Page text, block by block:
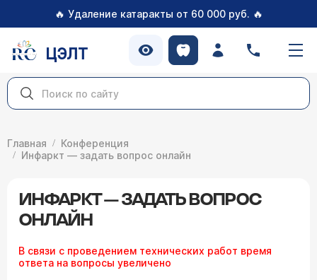
🔥 Удаление катаракты от 60 000 руб. 🔥
ЦЭЛТ
Главная
Конференция
Инфаркт — задать вопрос онлайн
ИНФАРКТ — ЗАДАТЬ ВОПРОС
ОНЛАЙН
В связи с проведением технических работ время
ответа на вопросы увеличено